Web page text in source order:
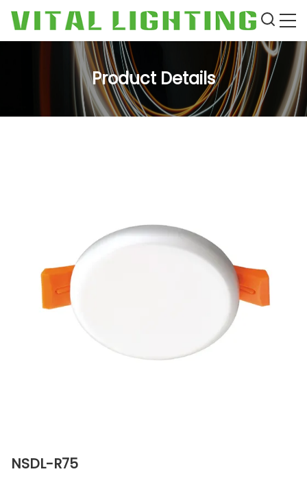
Product Details
NSDL-R75